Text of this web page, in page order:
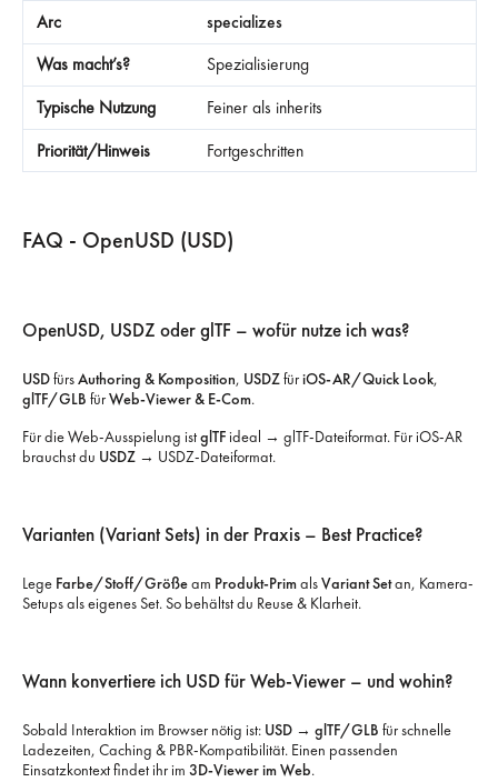
specializes
Spezialisierung
Feiner als inherits
Fortgeschritten
FAQ - OpenUSD (USD)
OpenUSD, USDZ oder glTF – wofür nutze ich was?
USDfürsAuthoring & Komposition, USDZfüriOS-AR/Quick Look,
glTF/GLB fürWeb-Viewer & E-Com.
Für die Web-Ausspielung istglTFideal → glTF-Dateiformat. Für iOS-AR
brauchst du USDZ→ USDZ-Dateiformat.
Varianten (Variant Sets) in der Praxis – Best Practice?
Lege Farbe/Stoff/Größeam Produkt-PrimalsVariant Setan, Kamera-
Setups als eigenes Set. So behältst du Reuse & Klarheit.
Wann konvertiere ich USD für Web-Viewer – und wohin?
Sobald Interaktion im Browser nötig ist: USD → glTF/GLB für schnelle
Ladezeiten, Caching & PBR-Kompatibilität. Einen passenden
Einsatzkontext findet ihr im 3D-Viewer im Web.